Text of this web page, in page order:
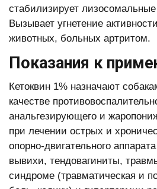
стабилизирует
Вызывает угнетение
животных, больных артритом.
Показания к
Кетоквин 1% назначают
качестве
анальгезирующего и
при лечении острых и
опорно-двигательного
вывихи, тендовагиниты,
синдроме (травматическая и